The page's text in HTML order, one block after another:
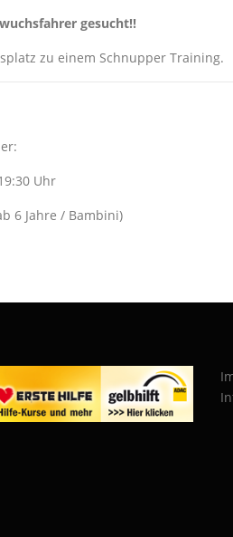
gesucht!!
zu einem Schnupper Training.
Uhr
6 Jahre / Bambini)